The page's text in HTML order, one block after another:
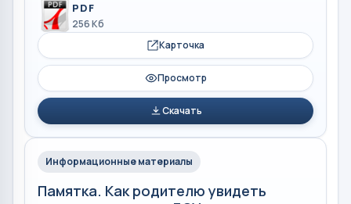
PDF
256 Кб
Карточка
Просмотр
Скачать
Информационные материалы
Памятка. Как родителю увидеть